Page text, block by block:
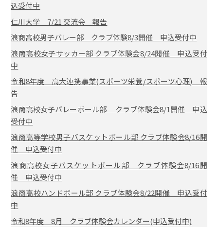
込受付中
仁川大学 7/21 交流会 報告
浪商高校男子バレー部 クラブ体験8/3開催 申込受付中
浪商高校女子サッカー部 クラブ体験会8/24開催 申込受付
中
令和8年度 高大連携事業(スポーツ栄養/スポーツ心理) 報
告
浪商高校女子バレーボール部 クラブ体験会8/1開催 申込
受付中
浪商高等学校男子バスケットボール部 クラブ体験会8/16開
催 申込受付中
浪商高校女子バスケットボール部 クラブ体験会8/16開
催 申込受付中
浪商高校ハンドボール部 クラブ体験会8/22開催 申込受付
中
令和8年度 8月 クラブ体験会カレンダー(申込受付中)